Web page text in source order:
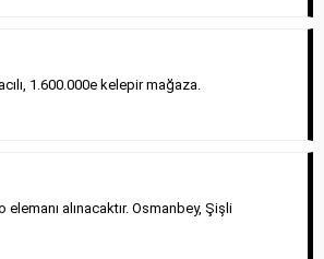
içine
içerisinde
Sabah
1.600.000e kelepir mağaza.
alınacaktır. Osmanbey, Şişli